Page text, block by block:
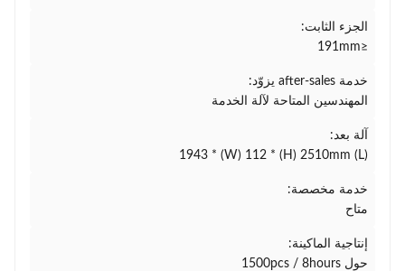
الجزء الثابت:
≤191mm
خدمة after-sales يزوّد:
المهندسين المتاحة لآلة الخدمة
آلة بعد:
(L) 1943 * (W) 112 * (H) 2510mm
خدمة مخصصة:
متاح
إنتاجية الماكينة:
حول 1500pcs / 8hours